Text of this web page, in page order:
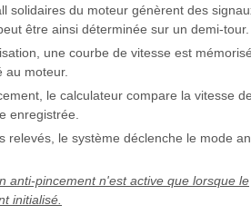
solidaires du moteur génèrent des
être ainsi déterminée sur un demi-tour.
une courbe de vitesse est
au moteur.
le calculateur compare la vitesse
enregistrée.
relevés, le système déclenche le mode
anti-pincement n'est active que lorsque le
initialisé.